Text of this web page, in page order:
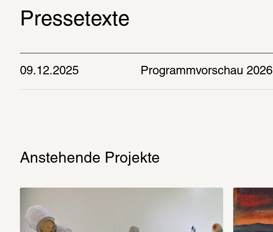
Pressetexte
09.12.2025 Programmvorschau 2026
Anstehende Projekte